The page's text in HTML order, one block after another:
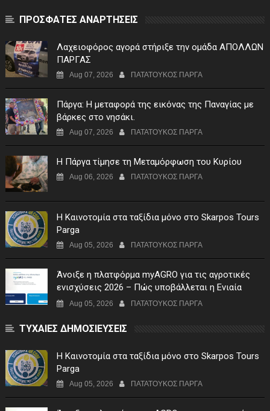
ΠΡΟΣΦΑΤΕΣ ΑΝΑΡΤΗΣΕΙΣ
Λαχειοφόρος αγορά στήριξε την ομάδα ΑΠΟΛΛΩΝ
ΠΑΡΓΑΣ
Aug 07, 2026 ΠΑΤΑΤΟΥΚΟΣ ΠΑΡΓΑ
Πάργα: Η μεταφορά της εικόνας της Παναγίας με
βάρκες στο νησάκι.
Aug 07, 2026 ΠΑΤΑΤΟΥΚΟΣ ΠΑΡΓΑ
Η Πάργα τίμησε τη Μεταμόρφωση του Κυρίου
Aug 06, 2026 ΠΑΤΑΤΟΥΚΟΣ ΠΑΡΓΑ
Η Καινοτομία στα ταξίδια μόνο στο Skarpos Tours
Parga
Aug 05, 2026 ΠΑΤΑΤΟΥΚΟΣ ΠΑΡΓΑ
Άνοιξε η πλατφόρμα myAGRO για τις αγροτικές
ενισχύσεις 2026 – Πώς υποβάλλεται η Ενιαία
Αίτηση Ενίσχυσης
Aug 05, 2026 ΠΑΤΑΤΟΥΚΟΣ ΠΑΡΓΑ
ΤΥΧΑΙΕΣ ΔΗΜΟΣΙΕΥΣΕΙΣ
Η Καινοτομία στα ταξίδια μόνο στο Skarpos Tours
Parga
Aug 05, 2026 ΠΑΤΑΤΟΥΚΟΣ ΠΑΡΓΑ